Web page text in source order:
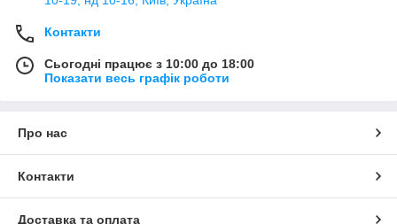
Контакти
Сьогодні працює з 10:00 до 18:00
Показати весь графік роботи
Про нас
Контакти
Доставка та оплата